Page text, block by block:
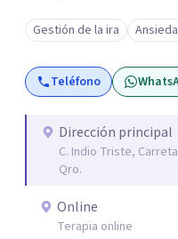
fortalecer tu autoestima. . Comprender por qué
ciertos patrones o emociones. Puedes
preocupa y lograr tus
imaginas.
Gestión de la ira
Teléfono
Dirección principal
C. Indio Triste,
Qro.
Online
Terapia online